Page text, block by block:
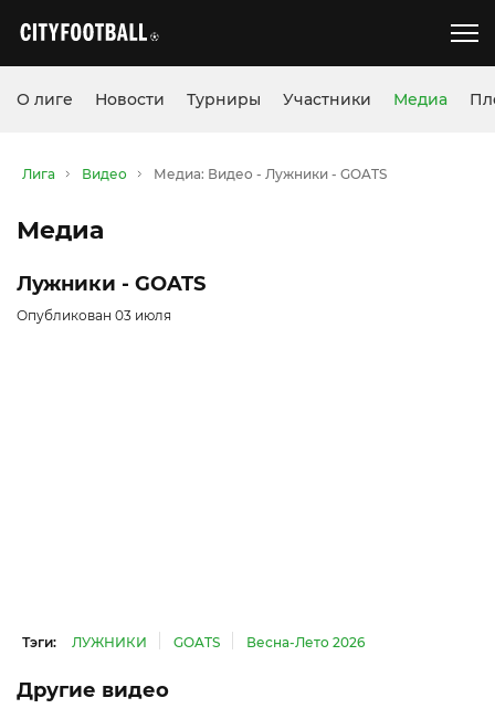
О лиге Новости Турниры Участники Медиа
Лига Видео Медиа: Видео - Лужники - GOATS
Медиа
Лужники - GOATS
Опубликован 03 июля
Тэги: ЛУЖНИКИ GOATS Весна-Лето 2026
Другие видео